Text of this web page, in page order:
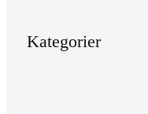
Kategorier